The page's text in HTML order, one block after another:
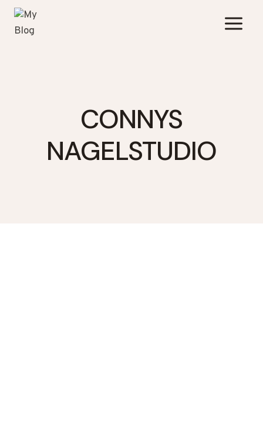
Zum
Inhalt
springen
CONNYS
NAGELSTUDIO